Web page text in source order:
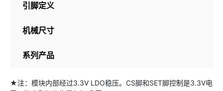
引脚定义
机械尺寸
系列产品
★注：模块内部经过3.3V LDO稳压。CS脚和SET脚控制是3.3V电